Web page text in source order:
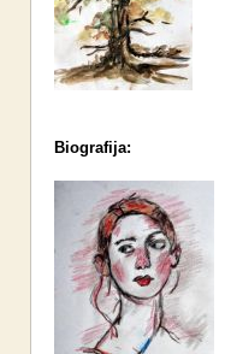
Biografija: